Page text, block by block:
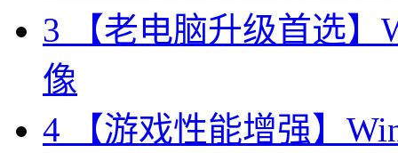
3 【老电脑升级首选】
像
4 【游戏性能增强】